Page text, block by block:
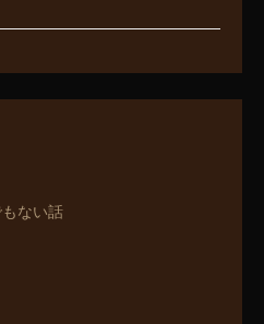
ない話